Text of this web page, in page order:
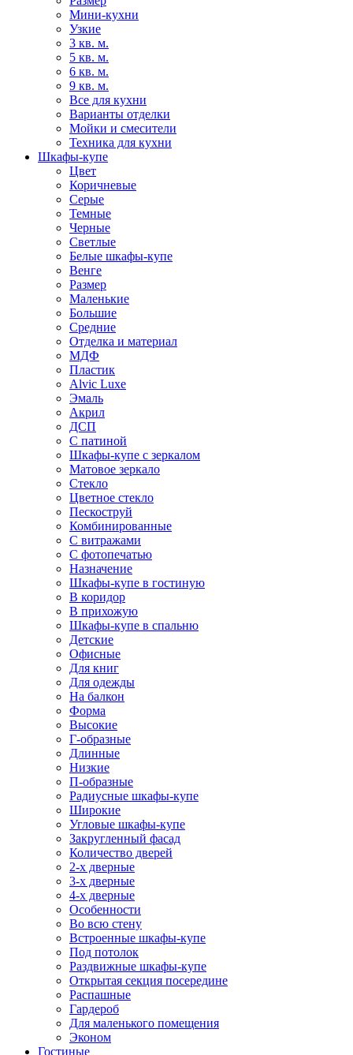
Мини-кухни
Узкие
3 кв. м.
5 кв. м.
6 кв. м.
9 кв. м.
Все для кухни
Варианты отделки
Мойки и смесители
Техника для кухни
Шкафы-купе
Цвет
Коричневые
Серые
Темные
Черные
Светлые
Белые шкафы-купе
Венге
Размер
Маленькие
Большие
Средние
Отделка и материал
МДФ
Пластик
Alvic Luxe
Эмаль
Акрил
ДСП
С патиной
Шкафы-купе с зеркалом
Матовое зеркало
Стекло
Цветное стекло
Пескоструй
Комбинированные
С витражами
С фотопечатью
Назначение
Шкафы-купе в гостиную
В коридор
В прихожую
Шкафы-купе в спальню
Детские
Офисные
Для книг
Для одежды
На балкон
Форма
Высокие
Г-образные
Длинные
Низкие
П-образные
Радиусные шкафы-купе
Широкие
Угловые шкафы-купе
Закругленный фасад
Количество дверей
2-х дверные
3-х дверные
4-х дверные
Особенности
Во всю стену
Встроенные шкафы-купе
Под потолок
Раздвижные шкафы-купе
Открытая секция посередине
Распашные
Гардероб
Для маленького помещения
Эконом
Гостиные